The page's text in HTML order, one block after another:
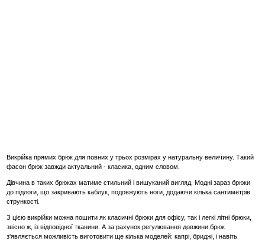
Викрійка прямих брюк для повних у трьох розмірах у натуральну величину. Такий
фасон брюк завжди актуальний - класика, одним словом.
Дівчина в таких брюках матиме стильний і вишуканий вигляд. Модні зараз брюки
до підлоги, що закривають каблук, подовжують ноги, додаючи кілька сантиметрів
стрункості.
З цією викрійки можна пошити як класичні брюки для офісу, так і легкі літні брюки,
звісно ж, із відповідної тканини. А за рахунок регулювання довжини брюк
з'являється можливість виготовити ще кілька моделей: капрі, бриджі, і навіть